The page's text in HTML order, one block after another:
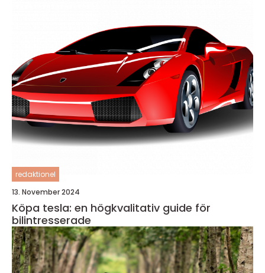
redaktionel
13. November 2024
Köpa tesla: en högkvalitativ guide för
bilintresserade